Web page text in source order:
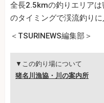
全長2.5kmの釣りエリアは
のタイミングで渓流釣り
＜TSURINEWS編集部＞
▼この釣り場について
猪名川漁協・川の案内所